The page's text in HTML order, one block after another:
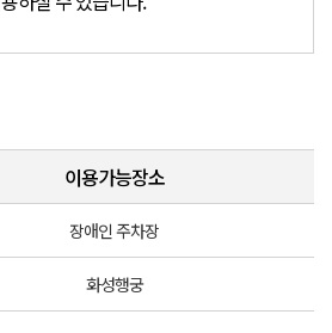
이용가능장소
장애인 주차장
화성행궁